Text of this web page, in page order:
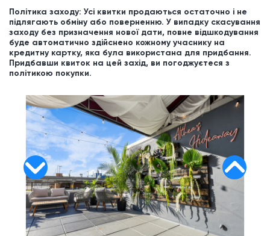
Політика заходу: Усі квитки продаються остаточно і не
підлягають обміну або поверненню. У випадку скасування
заходу без призначення нової дати, повне відшкодування
буде автоматично здійснено кожному учаснику на
кредитну картку, яка була використана для придбання.
Придбавши квиток на цей захід, ви погоджуєтеся з
політикою покупки.